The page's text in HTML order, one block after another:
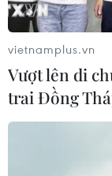
17/04/2018 14:29
Tổng thống
Mỹ-Anh-Pháp
quyết vấn đề
thực hiện bước
vietnamplus.vn
Vượt lên di
trai Đồng